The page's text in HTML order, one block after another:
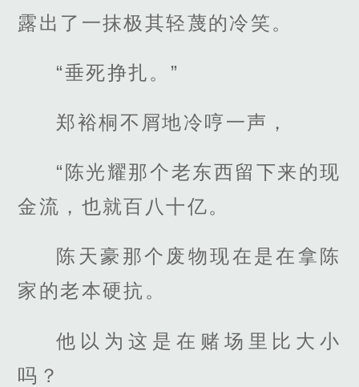
露出了一抹极其轻蔑的冷笑。
“垂死挣扎。”
郑裕桐不屑地冷哼一声，
“陈光耀那个老东西留下来的现
金流，也就百八十亿。
陈天豪那个废物现在是在拿陈
家的老本硬抗。
他以为这是在赌场里比大小
吗？